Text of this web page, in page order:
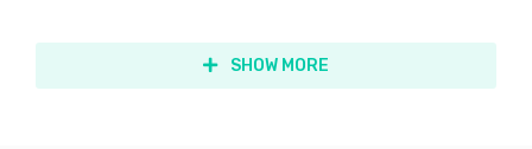
SHOW MORE